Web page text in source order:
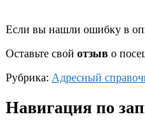
Если вы нашли ошибку в
Оставьте свой отзыв о
Рубрика: Адресный
Навигация по